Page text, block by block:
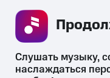
Слушать музыку,
наслаждаться